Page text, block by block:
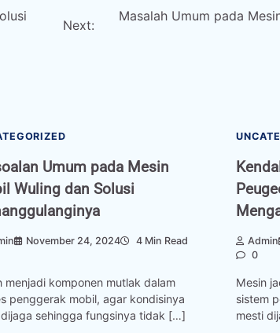
Next:
Masalah Umum pada
Umum pada Mesin
Wuling dan Solusi
November 24, 2024
4 Min Read
menjadi komponen mutlak dalam
penggerak mobil, agar kondisinya
sehingga fungsinya tidak […]
Admin
0
Mesin
sistem
mesti